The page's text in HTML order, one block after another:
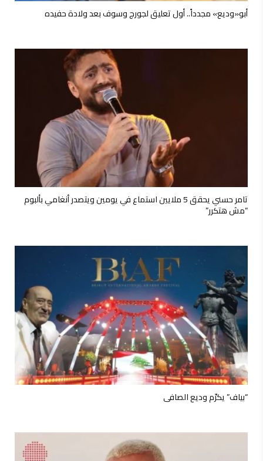
أبو«وديع» مجدداً.. أول تعليق لجورج وسوف بعد ولادة حفيده
تامر حسني يحقق 5 ملايين استماع في يومين ويتصدر أنغامي بألبوم
“مش هتكرر”
“بياف” يكرّم وديع الصافي